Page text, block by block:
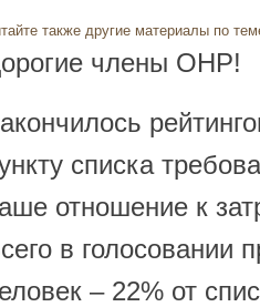
также другие материалы по
члены ОНР!
списка
отношение к
в голосовании
– 22% от